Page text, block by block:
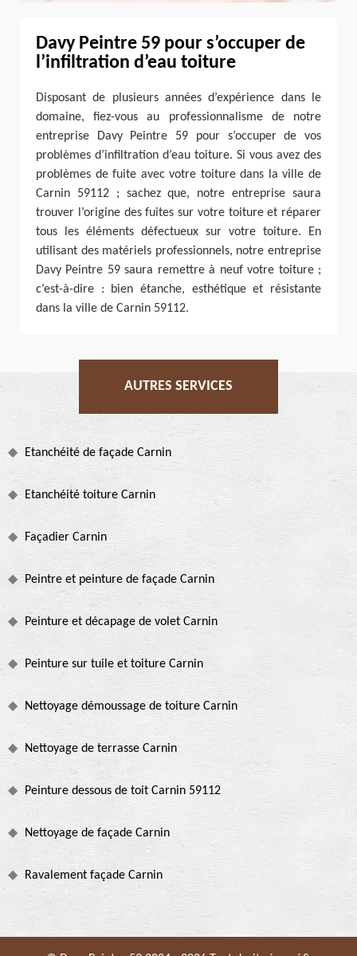
Davy Peintre 59 pour s’occuper de
l’infiltration d’eau toiture
Disposant de plusieurs années d’expérience dans le
domaine, fiez-vous au professionnalisme de notre
entreprise Davy Peintre 59 pour s’occuper de vos
problèmes d’infiltration d’eau toiture. Si vous avez des
problèmes de fuite avec votre toiture dans la ville de
Carnin 59112 ; sachez que, notre entreprise saura
trouver l’origine des fuites sur votre toiture et réparer
tous les éléments défectueux sur votre toiture. En
utilisant des matériels professionnels, notre entreprise
Davy Peintre 59 saura remettre à neuf votre toiture ;
c’est-à-dire : bien étanche, esthétique et résistante
dans la ville de Carnin 59112.
AUTRES SERVICES
Etanchéité de façade Carnin
Etanchéité toiture Carnin
Façadier Carnin
Peintre et peinture de façade Carnin
Peinture et décapage de volet Carnin
Peinture sur tuile et toiture Carnin
Nettoyage démoussage de toiture Carnin
Nettoyage de terrasse Carnin
Peinture dessous de toit Carnin 59112
Nettoyage de façade Carnin
Ravalement façade Carnin